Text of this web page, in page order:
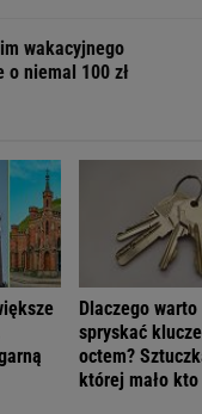
wakacyjnego
niemal 100 zł
Dlaczego warto
spryskać klucze
octem?
której mało